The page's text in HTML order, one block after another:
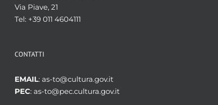
Via Piave, 21
Tel: +39 011 4604111
CONTATTI
EMAIL: as-to@cultura.gov.it
PEC: as-to@pec.cultura.gov.it